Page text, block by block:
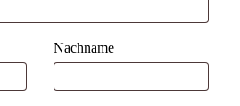
Nachname